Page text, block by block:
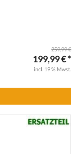
259,99 €
199,99 € *
incl. 19 % Mwst.